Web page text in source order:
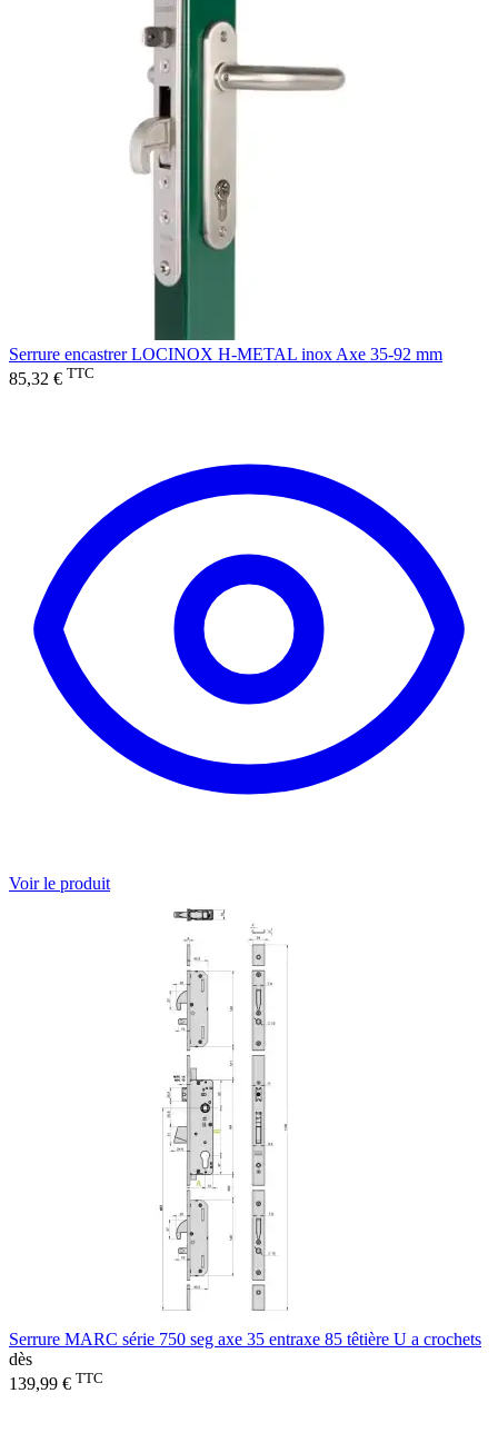
Serrure encastrer LOCINOX H-METAL inox Axe 35-92 mm
85,32 € TTC
Voir le produit
Serrure MARC série 750 seg axe 35 entraxe 85 têtière U a crochets
dès
139,99 € TTC